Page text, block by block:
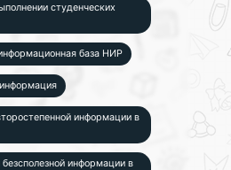
студенческих
база НИР
информации в
информации в